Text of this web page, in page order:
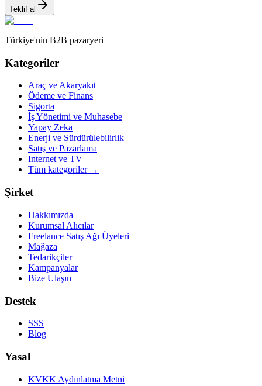
Teklif al
Türkiye'nin B2B pazaryeri
Kategoriler
Araç ve Akaryakıt
Ödeme ve Finans
Sigorta
İş Yönetimi ve Muhasebe
Yapay Zeka
Enerji ve Sürdürülebilirlik
Satış ve Pazarlama
Internet ve TV
Tüm kategoriler→
Şirket
Hakkımızda
Kurumsal Alıcılar
Freelance Satış Ağı Üyeleri
Mağaza
Tedarikçiler
Kampanyalar
Bize Ulaşın
Destek
SSS
Blog
Yasal
KVKK Aydınlatma Metni